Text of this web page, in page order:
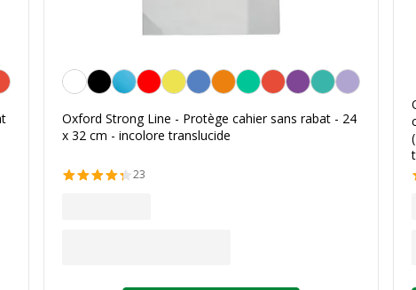
Blanc transparent
Oxford Strong Line - Protège cahier sans rabat - 24
x 32 cm - incolore translucide
23